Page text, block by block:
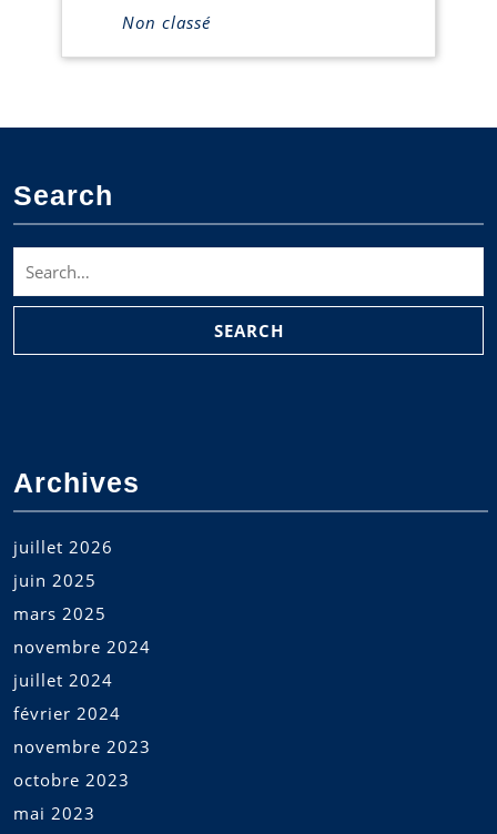
Non classé
Search
for:
Archives
juillet 2026
juin 2025
mars 2025
novembre 2024
juillet 2024
février 2024
novembre 2023
octobre 2023
mai 2023